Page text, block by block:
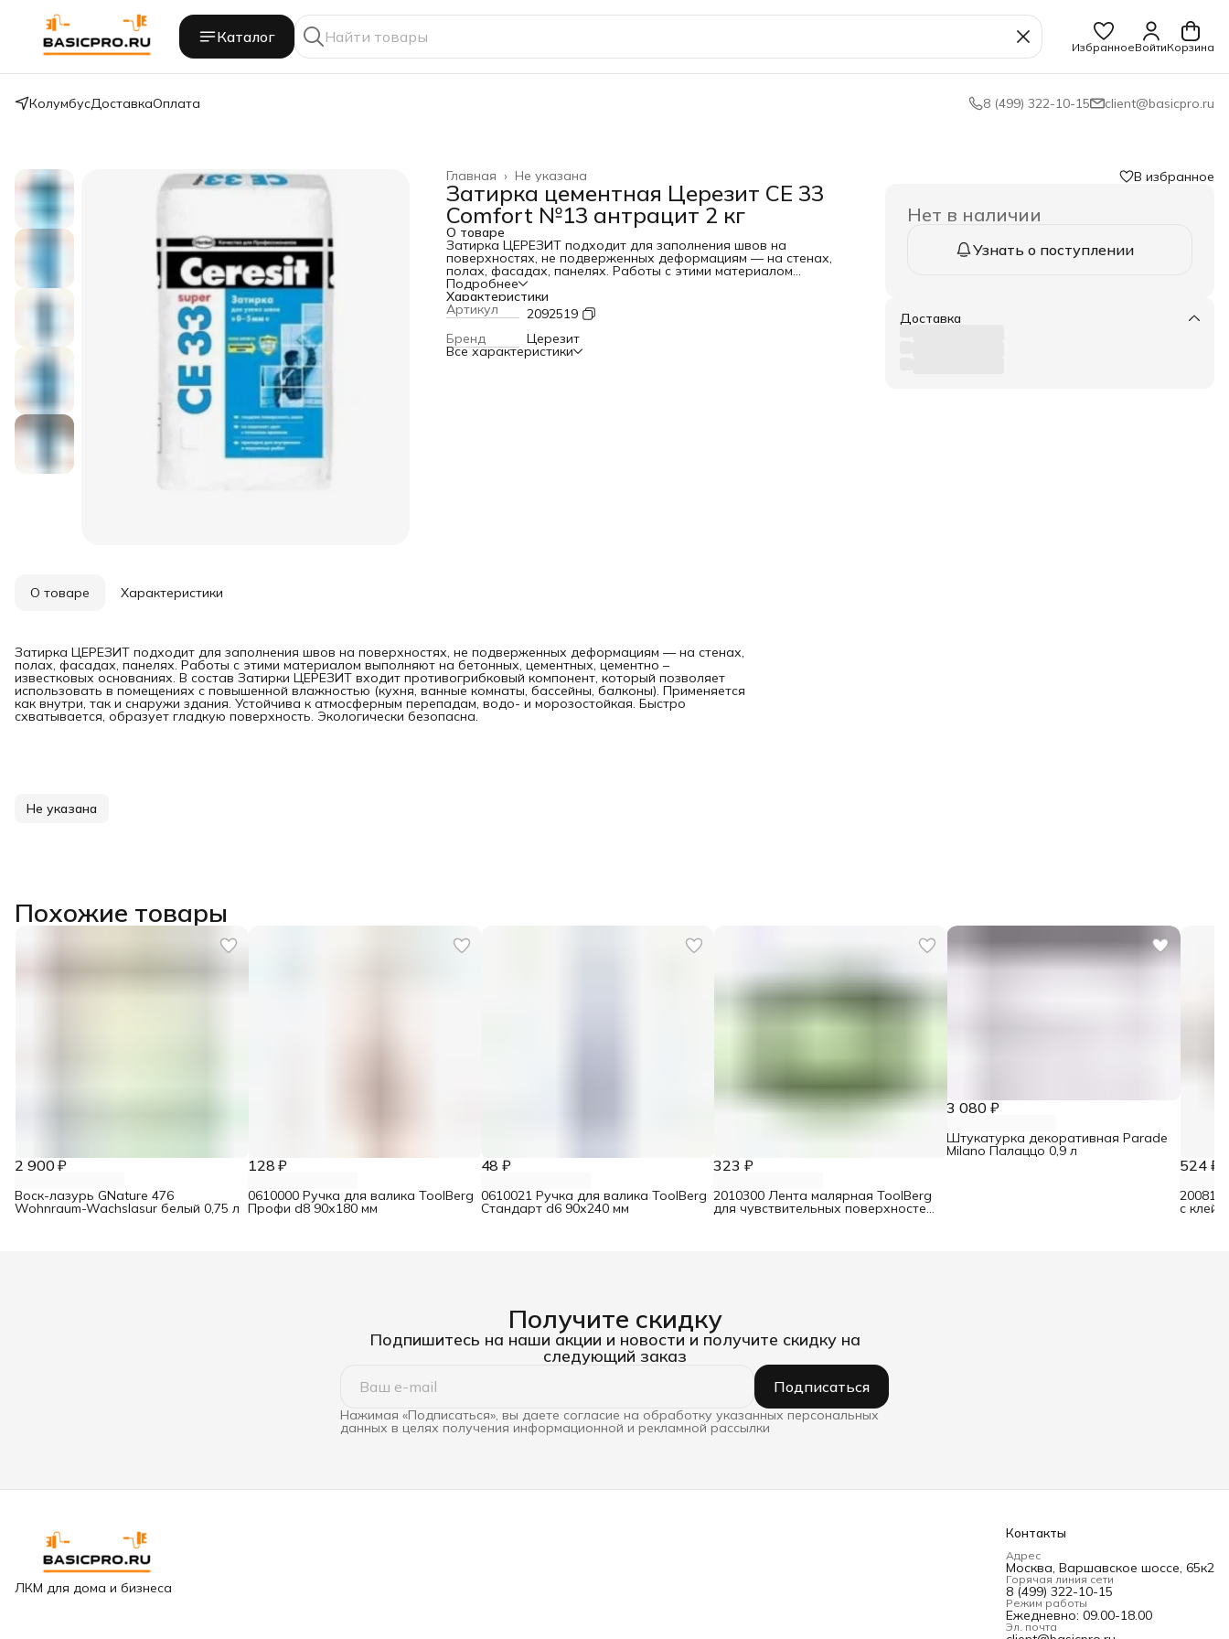
Каталог
ИзбранноеВойтиКорзина
КолумбусДоставкаОплата 8 (499) 322-10-15 client@basicpro.ru
Не указана
Главная ›
Затирка цементная Церезит CE 33
Comfort №13 антрацит 2 кг
О товаре
Затирка ЦЕРЕЗИТ подходит для заполнения швов на
поверхностях, не подверженных деформациям — на стенах,
полах, фасадах, панелях. Работы с этими материалом
выполняют на бетонных, цементных, цементно – известковых
основаниях. В состав Затирки ЦЕРЕЗИТ входит
противогрибковый компонент, который позволяет
использовать в помещениях с повышенной влажностью (кухня,
ванные комнаты, бассейны, балконы). Применяется как внутри,
так и снаружи здания. Устойчива к атмосферным перепадам,
водо- и морозостойкая. Быстро схватывается, образует
Подробнее
Характеристики
Артикул
2092519
Бренд
Церезит
Все характеристики
В избранное
Нет в наличии
Узнать о поступлении
Доставка
О товаре Характеристики
Затирка ЦЕРЕЗИТ подходит для заполнения швов на поверхностях, не подверженных деформациям — на стенах,
полах, фасадах, панелях. Работы с этими материалом выполняют на бетонных, цементных, цементно –
известковых основаниях. В состав Затирки ЦЕРЕЗИТ входит противогрибковый компонент, который позволяет
использовать в помещениях с повышенной влажностью (кухня, ванные комнаты, бассейны, балконы). Применяется
как внутри, так и снаружи здания. Устойчива к атмосферным перепадам, водо- и морозостойкая. Быстро
схватывается, образует гладкую поверхность. Экологически безопасна.
Не указана
Похожие товары
2 900 ₽
Воск-лазурь GNature 476
Wohnraum-Wachslasur белый 0,75 л
128 ₽
0610000 Ручка для валика ToolBerg
Профи d8 90х180 мм
48 ₽
0610021 Ручка для валика ToolBerg
Стандарт d6 90х240 мм
323 ₽
2010300 Лента малярная ToolBerg
для чувствительных поверхностей
3 080 ₽
Штукатурка декоративная Parade
Milano Палаццо 0,9 л
524 ₽
с
Получите скидку
Подпишитесь на наши акции и новости и получите скидку на
следующий заказ
Подписаться
Нажимая «Подписаться», вы даете согласие на обработку указанных персональных
данных в целях получения информационной и рекламной рассылки
ЛКМ для дома и бизнеса
Контакты
Адрес
Москва, Варшавское шоссе, 65к2
Горячая линия сети
8 (499) 322-10-15
Режим работы
Ежедневно: 09.00-18.00
Эл. почта